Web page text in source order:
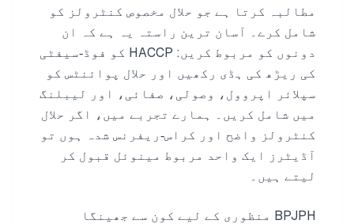
مطالبہ کرتا ہے جو حلال مخصوص کنٹرولز کو
شامل کرے۔ آسان ترین راستہ یہ ہے کہ ان
دونوں کو مربوط کریں: HACCP کو فوڈ‑سیفٹی
کی ریڑھ کی ہڈی رکھیں اور حلال پوائنٹس کو
سپلائر اپروول، وصولی، صفائی، اور لیبلنگ
میں شامل کریں۔ ہمارے تجربے میں، اگر حلال
کنٹرولز واضح اور کراس‑ریفرنس شدہ ہوں تو
آڈیٹرز ایک واحد مربوط مینوئل قبول کر
لیتے ہیں۔
BPJPH منظوری کے لیے کون سے جھینگا